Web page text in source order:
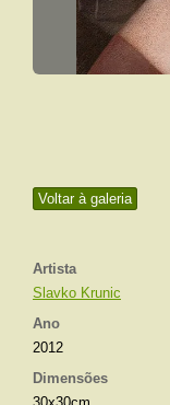
Voltar à galeria
Artista
Slavko Krunic
Ano
2012
Dimensões